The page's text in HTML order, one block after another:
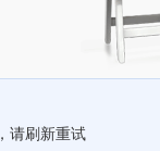
请刷新重试